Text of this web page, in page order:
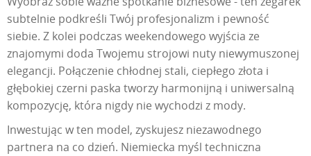
subtelnie podkreśli Twój profesjonalizm i pewność
siebie. Z kolei podczas weekendowego wyjścia ze
znajomymi doda Twojemu strojowi nuty niewymuszonej
elegancji. Połączenie chłodnej stali, ciepłego złota i
głębokiej czerni paska tworzy harmonijną i uniwersalną
kompozycję, która nigdy nie wychodzi z mody.
Inwestując w ten model, zyskujesz niezawodnego
partnera na co dzień. Niemiecka myśl techniczna